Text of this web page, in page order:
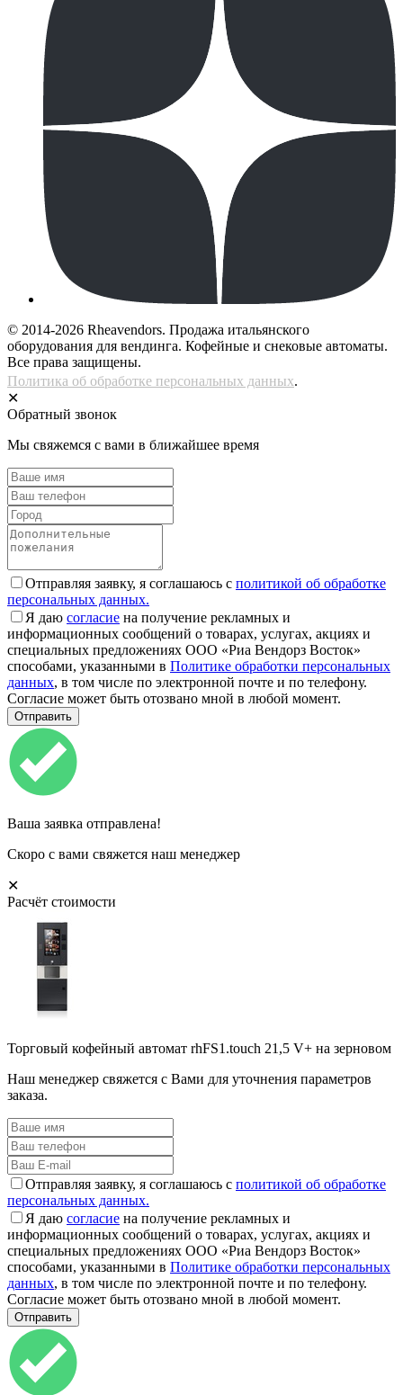
© 2014-2026 Rheavendors. Продажа итальянского
оборудования для вендинга. Кофейные и снековые автоматы.
Все права защищены.
Политика об обработке персональных данных.
✕
Обратный звонок
Мы свяжемся с вами в ближайшее время
Отправляя заявку, я соглашаюсь с политикой об обработке
персональных данных.
Я даю согласие на получение рекламных и
информационных сообщений о товарах, услугах, акциях и
специальных предложениях ООО «Риа Вендорз Восток»
способами, указанными в Политике обработки персональных
данных, в том числе по электронной почте и по телефону.
Согласие может быть отозвано мной в любой момент.
Ваша заявка отправлена!
Скоро с вами свяжется наш менеджер
✕
Расчёт стоимости
Торговый кофейный автомат rhFS1.touch 21,5 V+ на зерновом
Наш менеджер свяжется с Вами для уточнения параметров
заказа.
Отправляя заявку, я соглашаюсь с политикой об обработке
персональных данных.
Я даю согласие на получение рекламных и
информационных сообщений о товарах, услугах, акциях и
специальных предложениях ООО «Риа Вендорз Восток»
способами, указанными в Политике обработки персональных
данных, в том числе по электронной почте и по телефону.
Согласие может быть отозвано мной в любой момент.